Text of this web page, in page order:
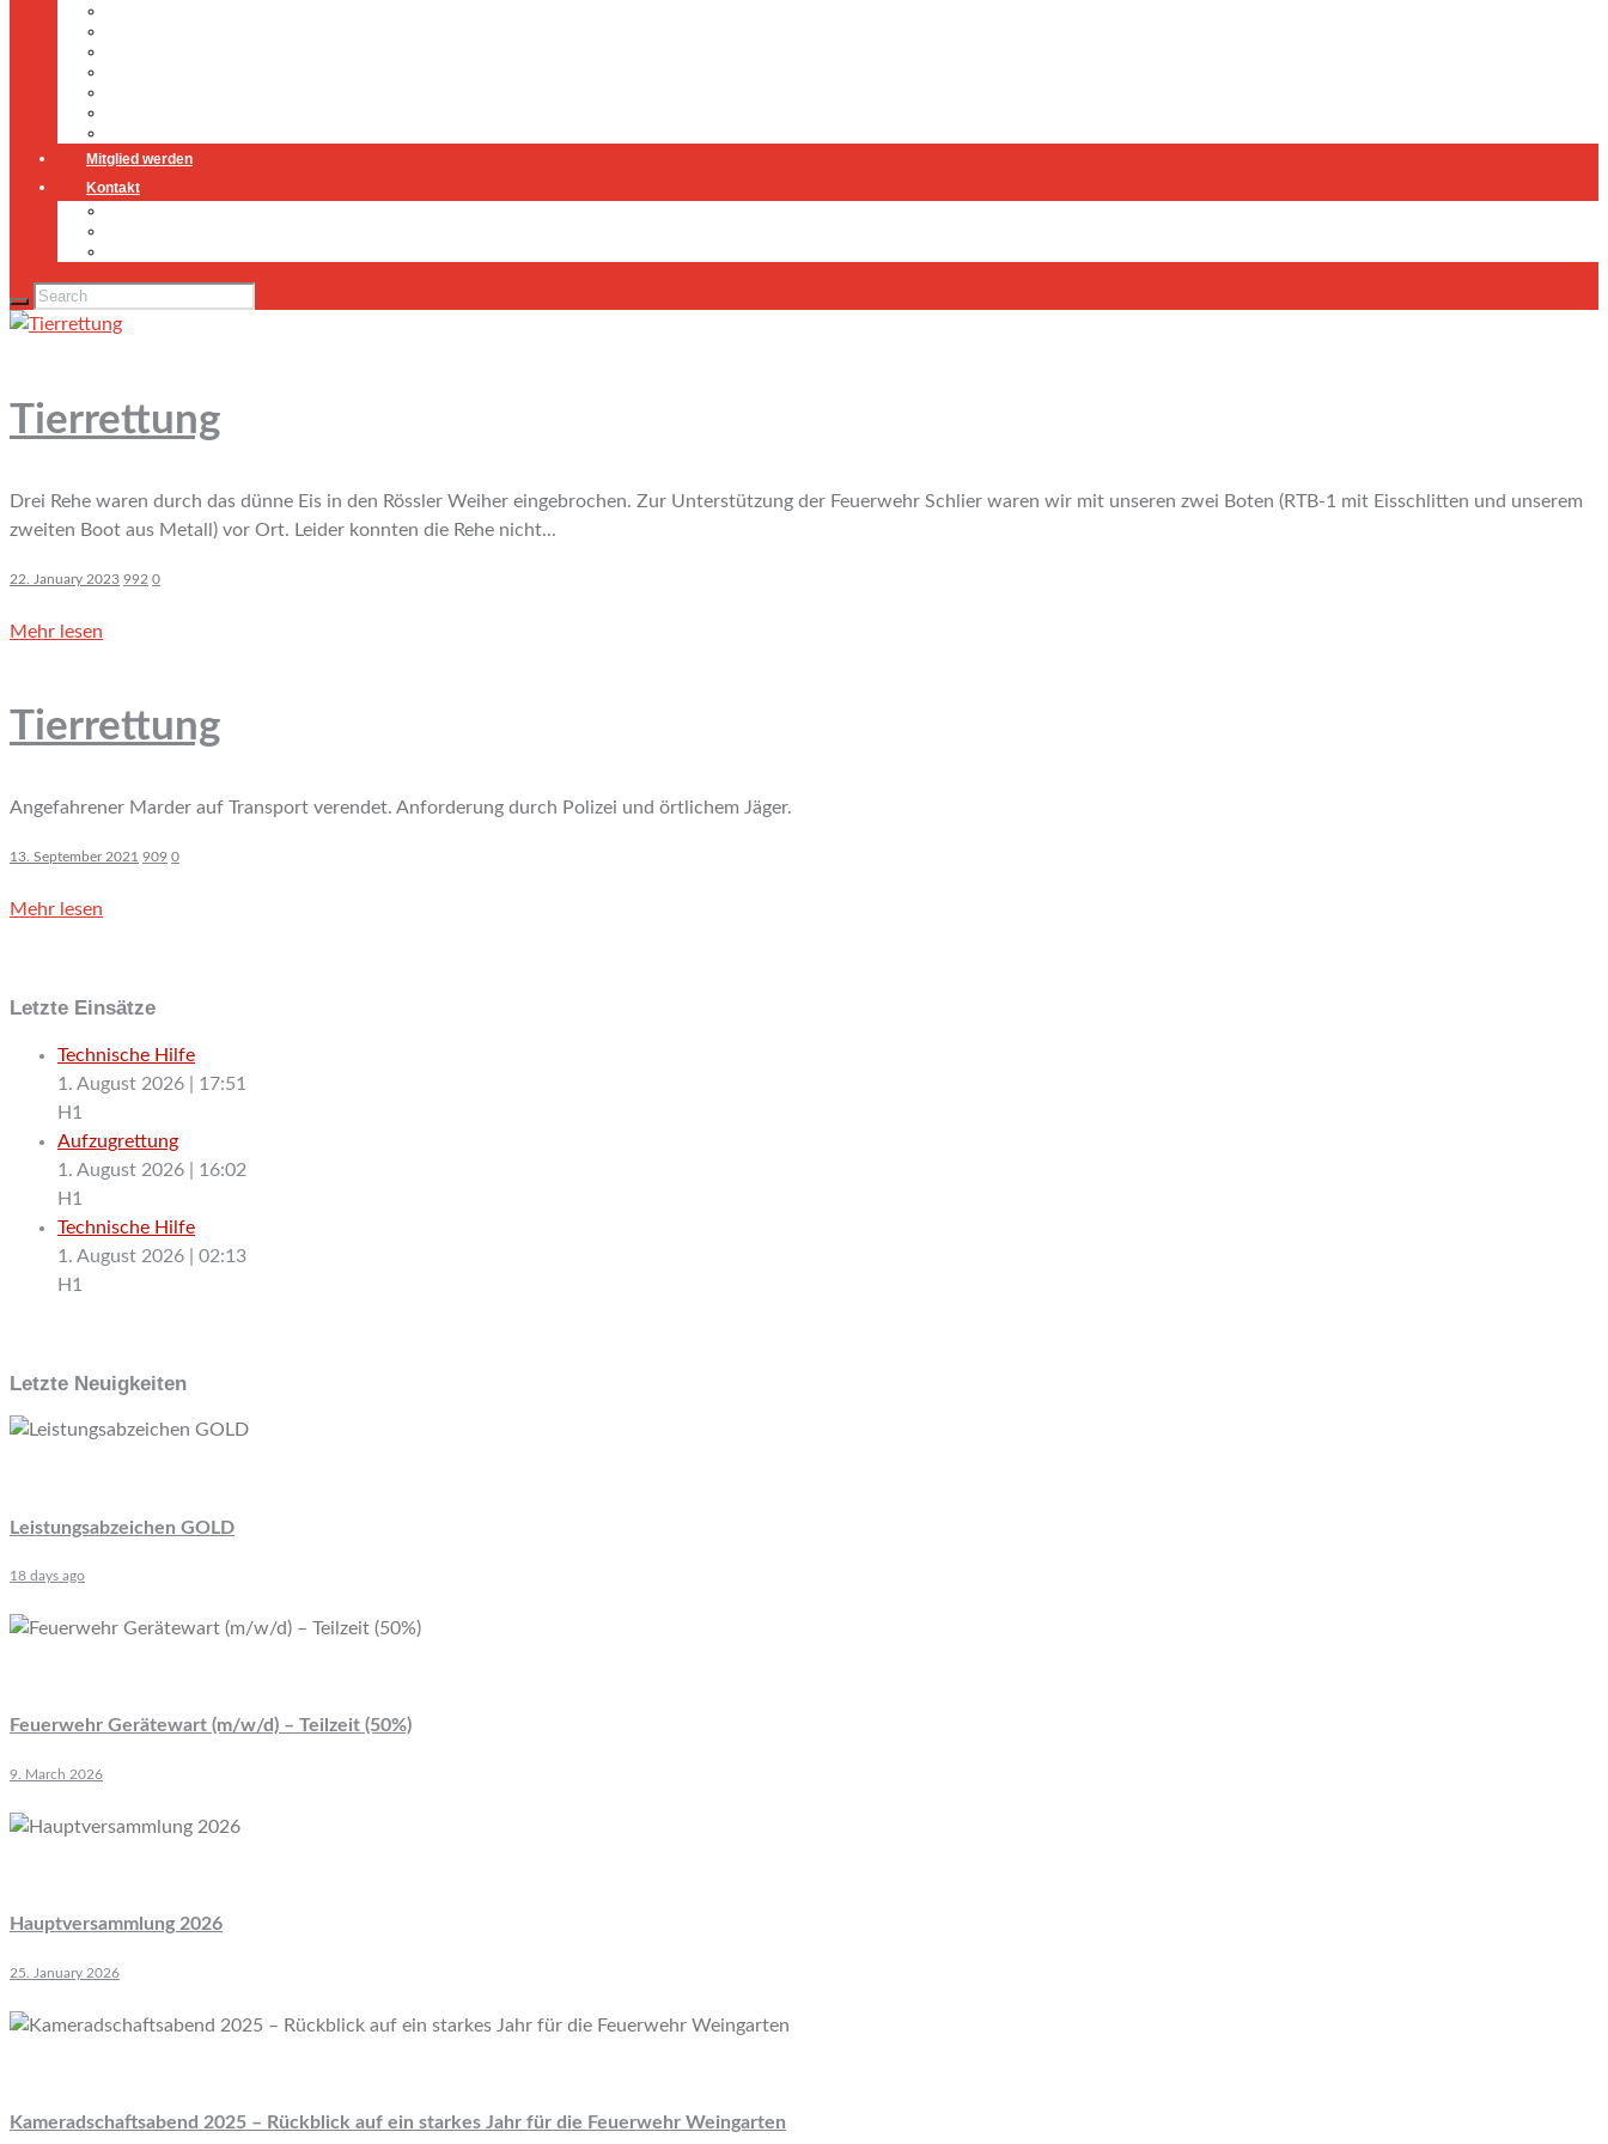
Mitglied werden
Kontakt
Tierrettung
Drei Rehe waren durch das dünne Eis in den Rössler Weiher eingebrochen. Zur Unterstützung der Feuerwehr Schlier waren wir mit unseren zwei Boten (RTB-1 mit Eisschlitten und unserem
zweiten Boot aus Metall) vor Ort. Leider konnten die Rehe nicht...
22. January 2023 992 0
Mehr lesen
Tierrettung
Angefahrener Marder auf Transport verendet. Anforderung durch Polizei und örtlichem Jäger.
13. September 2021 909 0
Mehr lesen
Letzte Einsätze
Technische Hilfe
1. August 2026
17:51
H1
Aufzugrettung
1. August 2026
16:02
H1
Technische Hilfe
1. August 2026
02:13
H1
Letzte Neuigkeiten
Leistungsabzeichen GOLD
18 days ago
Feuerwehr Gerätewart (m/w/d) – Teilzeit (50%)
9. March 2026
Hauptversammlung 2026
25. January 2026
Kameradschaftsabend 2025 – Rückblick auf ein starkes Jahr für die Feuerwehr Weingarten